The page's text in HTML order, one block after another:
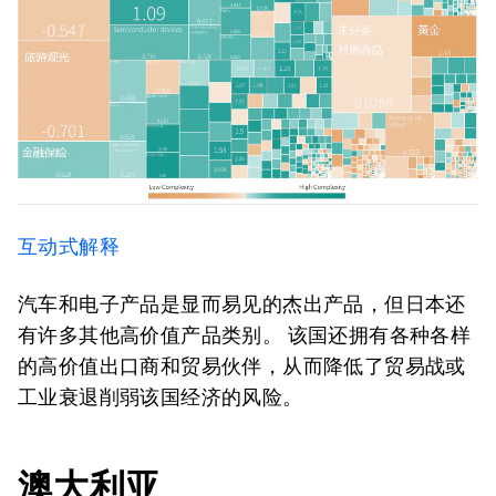
互动式解释
汽车和电子产品是显而易见的杰出产品，但日本还
有许多其他高价值产品类别。 该国还拥有各种各样
的高价值出口商和贸易伙伴，从而降低了贸易战或
工业衰退削弱该国经济的风险。
澳大利亚